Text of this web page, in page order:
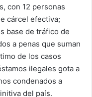
con 12 personas
cárcel efectiva;
base de tráfico de
a penas que suman
de los casos
ilegales gota a
condenados a
del país.